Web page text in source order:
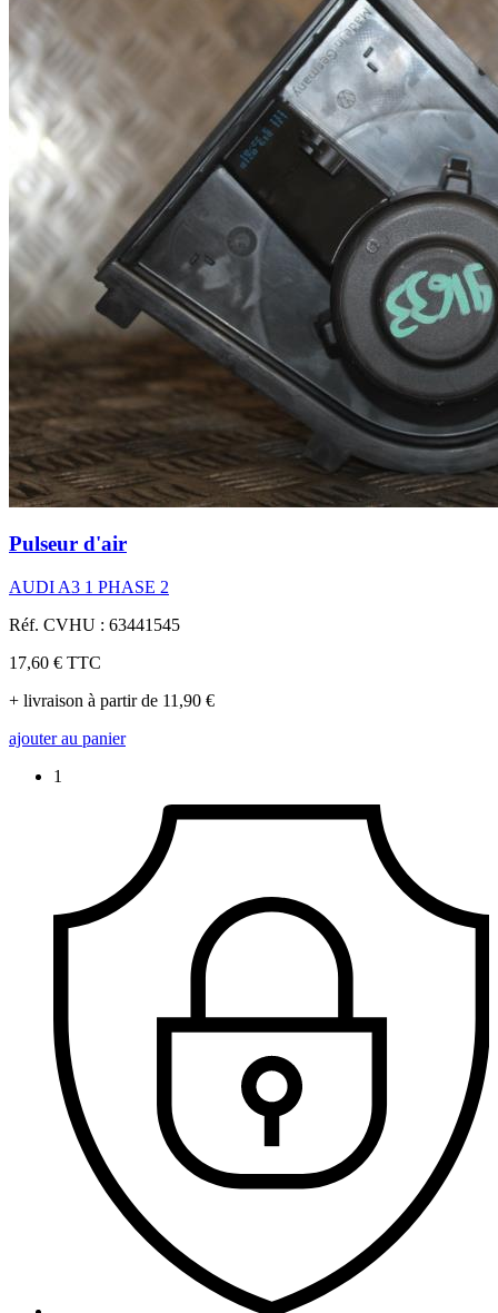
Pulseur d'air
AUDI A3 1 PHASE 2
Réf. CVHU : 63441545
17,60 € TTC
+ livraison à partir de 11,90 €
ajouter au panier
1